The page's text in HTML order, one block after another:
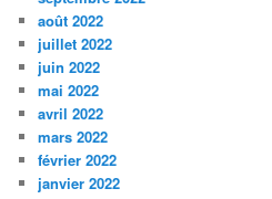
août 2022
juillet 2022
juin 2022
mai 2022
avril 2022
mars 2022
février 2022
janvier 2022